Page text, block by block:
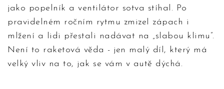
jako popelník a ventilátor sotva stíhal. Po
pravidelném ročním rytmu zmizel zápach i
mlžení a lidi přestali nadávat na „slabou klimu”.
Není to raketová věda - jen malý díl, který má
velký vliv na to, jak se vám v autě dýchá.